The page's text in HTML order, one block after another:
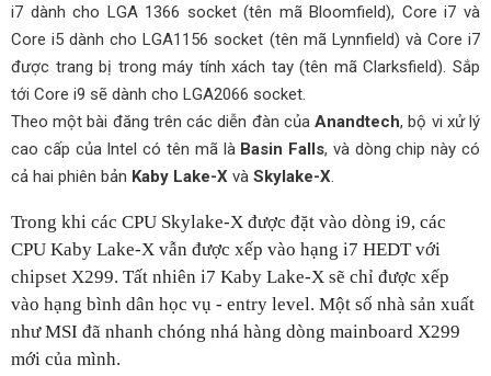
i7 dành cho LGA 1366 socket (tên mã Bloomfield), Core i7 và
Core i5 dành cho LGA1156 socket (tên mã Lynnfield) và Core i7
được trang bị trong máy tính xách tay (tên mã Clarksfield). Sắp
tới Core i9 sẽ dành cho LGA2066 socket.
Theo một bài đăng trên các diễn đàn củaAnandtech, bộ vi xử lý
cao cấp của Intel có tên mã là Basin Falls, và dòng chip này có
cả hai phiên bản Kaby Lake-X và Skylake-X.
Trong khi các CPU Skylake-X được đặt vào dòng i9, các
CPU Kaby Lake-X vẫn được xếp vào hạng i7 HEDT với
chipset X299. Tất nhiên i7 Kaby Lake-X sẽ chỉ được xếp
vào hạng bình dân học vụ - entry level. Một số nhà sản xuất
như MSI đã nhanh chóng nhá hàng dòng mainboard X299
mới của mình.